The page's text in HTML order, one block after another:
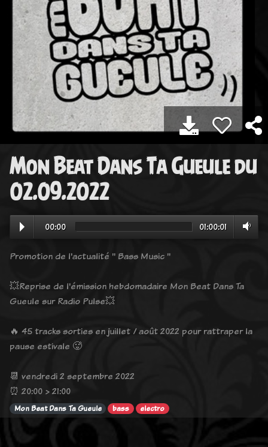
Mon Beat Dans Ta Gueule du
02.09.2022
00:00 01:00:01
Promotion de l'actualité " Bass Music "
💥Reprise de l'émission hebdomadaire Mon Beat Dans Ta
Gueule sur Radio Pulse💥
🔥 45 tracks sorties en juillet / août 2022 pour rattraper la
pause estivale 🥵
📆 vendredi 2 septembre 2022
⏰ 20:00 > 21:00
Mon Beat Dans Ta Gueule bass electro